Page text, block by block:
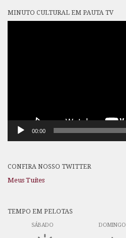
MINUTO CULTURAL EM PAUTA TV
00:00
CONFIRA NOSSO TWITTER
Meus Tuítes
TEMPO EM PELOTAS
SÁBADO DOMINGO